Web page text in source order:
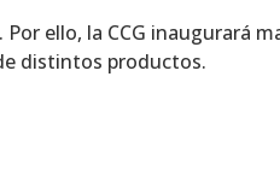
ello, la CCG inaugurará
distintos productos.